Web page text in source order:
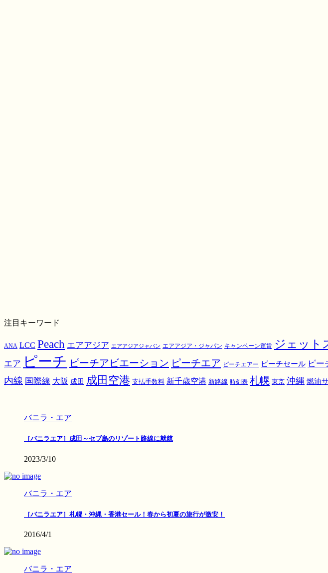
注目キーワード
ANA LCC Peach エアアジア エアアジアジャパン エアアジア・ジャパン キャンペーン運賃 ジェット
エア ピーチ ピーチアビエーション ピーチエア ピーチエアー ピーチセール ピー
内線 国際線 大阪 成田 成田空港 支払手数料 新千歳空港 新路線 時刻表 札幌 東京 沖縄 燃油
バニラ・エア
［バニラエア］成田～セブ島のリゾート路線に就航
2023/3/10
バニラ・エア
［バニラエア］札幌・沖縄・香港セール！春から初夏の旅行が激安！
2016/4/1
バニラ・エア